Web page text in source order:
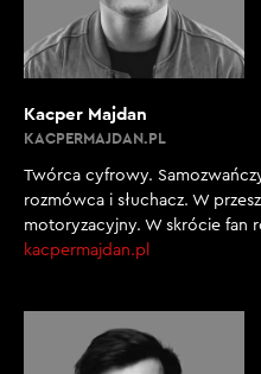
mnóstwo frajdy, mnóstwo
samochód, którego np.
mówili: „Wow, ale masz
charakterystycznym
westchnień? Pytanie, czy
w postaci obiektu
którzy patrzą z podziwem i
do tej drugiej kategorii
że duże znaczenie dla
Kacper Majdan
KACPERMAJDAN.PL
Twórca cyfrowy.
rozmówca i słuchacz. W
motoryzacyjny. W skrócie fan
kacpermajdan.pl